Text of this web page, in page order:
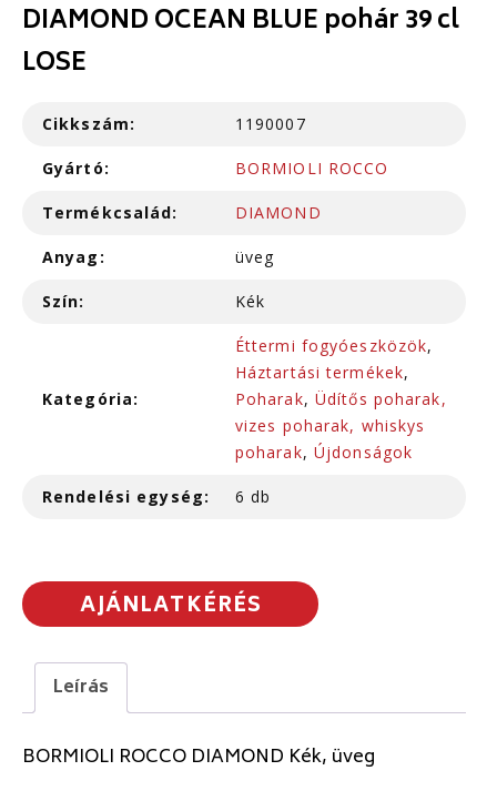
DIAMOND OCEAN BLUE pohár 39 cl
LOSE
Cikkszám: 1190007
Gyártó: BORMIOLI ROCCO
Termékcsalád: DIAMOND
Anyag: üveg
Szín: Kék
Kategória:
Éttermi fogyóeszközök,
Háztartási termékek,
Poharak, Üdítős poharak,
vizes poharak, whiskys
poharak, Újdonságok
Rendelési egység: 6 db
AJÁNLATKÉRÉS
Leírás
BORMIOLI ROCCO DIAMOND Kék, üveg